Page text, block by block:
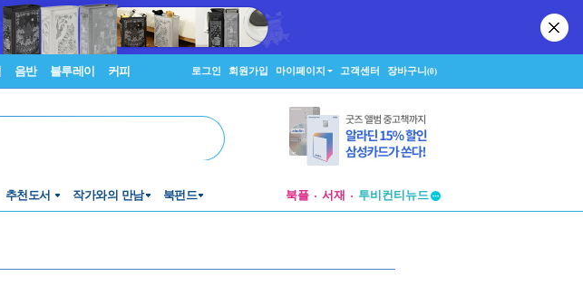
음반 블루레이 커피 로그인 회원가입 마이페이지 고객센터 장바구니(0)
추천도서 작가와의 만남 북펀드 북플 서재
투비컨티뉴드